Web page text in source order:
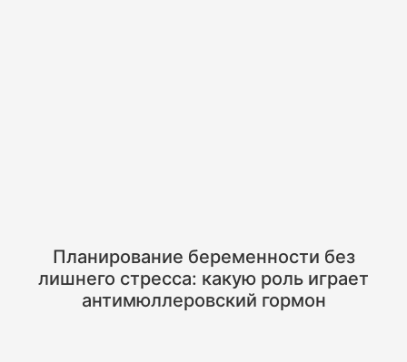
Планирование беременности без
лишнего стресса: какую роль играет
антимюллеровский гормон